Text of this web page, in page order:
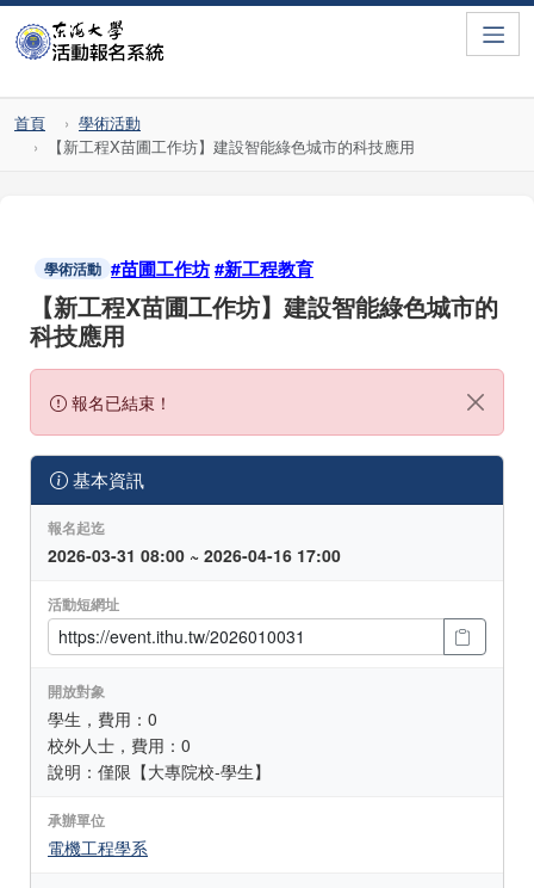
首頁
學術活動
【新工程X苗圃工作坊】建設智能綠色城市的科技應用
學術活動 #苗圃工作坊#新工程教育
【新工程X苗圃工作坊】建設智能綠色城市的
科技應用
報名已結束！
基本資訊
報名起迄
2026-03-31 08:00 ~ 2026-04-16 17:00
活動短網址
開放對象
學生，費用：0
校外人士，費用：0
說明：僅限【大專院校-學生】
承辦單位
電機工程學系